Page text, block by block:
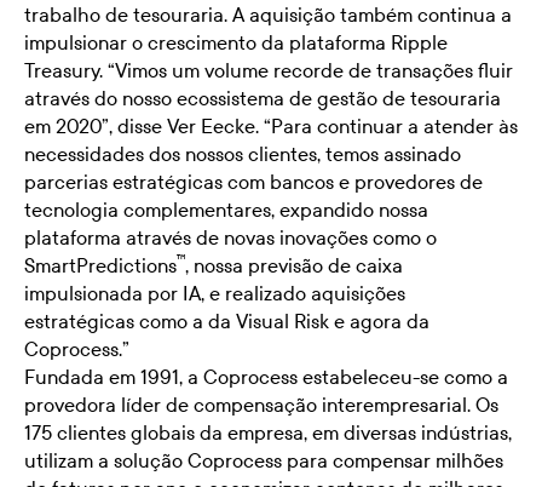
trabalho de tesouraria. A aquisição também continua a
impulsionar o crescimento da plataforma Ripple
Treasury. “Vimos um volume recorde de transações fluir
através do nosso ecossistema de gestão de tesouraria
em 2020”, disse Ver Eecke. “Para continuar a atender às
necessidades dos nossos clientes, temos assinado
parcerias estratégicas com bancos e provedores de
tecnologia complementares, expandido nossa
plataforma através de novas inovações como o
SmartPredictions™, nossa previsão de caixa
impulsionada por IA, e realizado aquisições
estratégicas como a da Visual Risk e agora da
Coprocess.”
Fundada em 1991, a Coprocess estabeleceu-se como a
provedora líder de compensação interempresarial. Os
175 clientes globais da empresa, em diversas indústrias,
utilizam a solução Coprocess para compensar milhões